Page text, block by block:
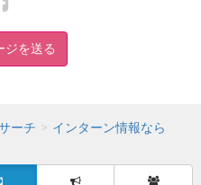
ジを送る
ーチ
インターン情報なら